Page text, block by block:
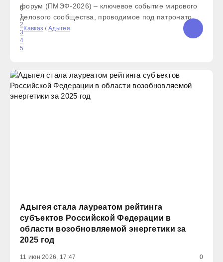
форум (ПМЭФ-2026) – ключевое событие мирового
делового сообщества, проводимое под патронатом
Президента РФ. Важнейшая тема форума –
«Прагматичный диалог – путь к стабильному
будущему». На площадке ПМЭФ-2026 будут
0
1
2
3
4
5
Кавказ /Адыгея
Адыгея стала лауреатом рейтинга
субъектов Российской Федерации в
области возобновляемой энергетики за
2025 год
11 июн 2026, 17:47 0